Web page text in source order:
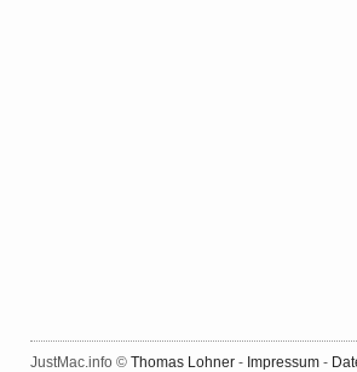
JustMac.info © Thomas Lohner - Impressum -